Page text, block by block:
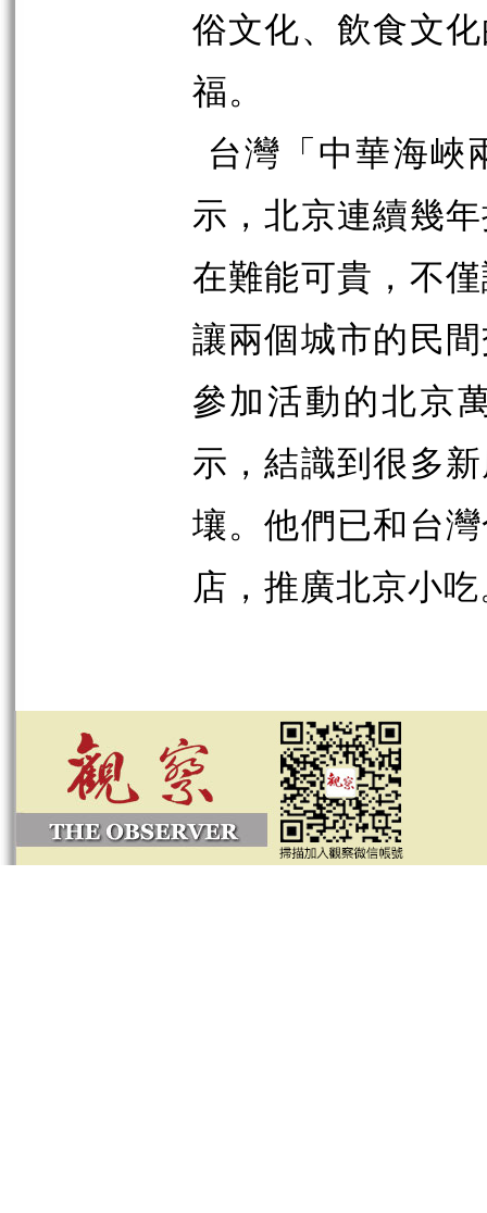
俗文化、飲食文
福。
台灣「中華海峽
示，北京連續幾
在難能可貴，不
讓兩個城市的民
參加活動的北京
示，結識到很多
壤。他們已和台
店，推廣北京小